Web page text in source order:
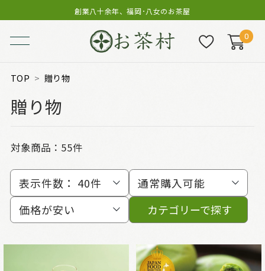
創業八十余年、福岡･八女のお茶屋
0
TOP 贈り物
贈り物
対象商品： 55件
表示件数： 40件
通常購入可能
価格が安い
カテゴリーで探す